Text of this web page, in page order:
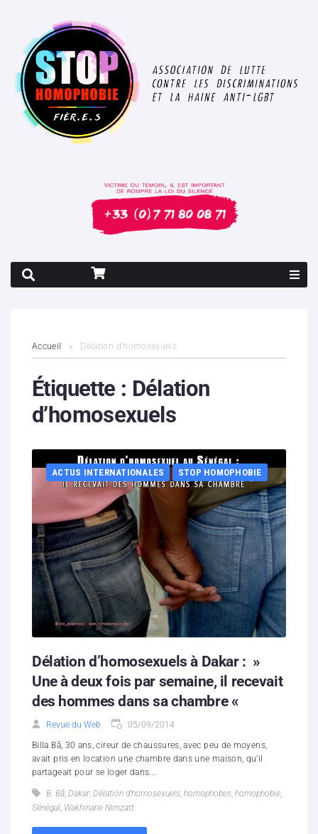
Contenus litigieux
Nous soutenir
Partenaires
Hébergement solidaire
Accueil Délation d’homosexuels
Étiquette : Délation
d’homosexuels
ACTUS INTERNATIONALES STOP HOMOPHOBIE
Délation d’homosexuels à Dakar : »
Une à deux fois par semaine, il recevait
des hommes dans sa chambre «
Revue du Web 05/09/2014
Billa Bâ, 30 ans, cireur de chaussures, avec peu de moyens,
avait pris en location une chambre dans une maison, qu’il
partageait pour se loger dans...
B. Bâ Dakar Délation d'homosexuels homophobes homophobie
Sénégal Wakhinane Nimzatt